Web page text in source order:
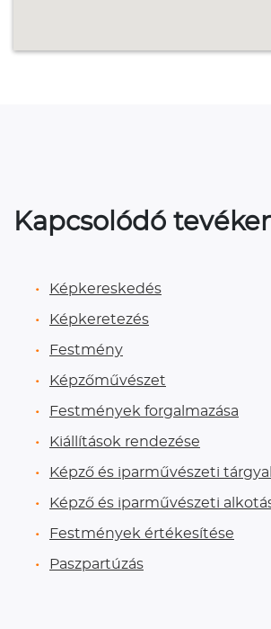
Kapcsolódó
Képkereskedés
Képkeretezés
Festmény
Képzőművészet
Festmények forgalmazása
Kiállítások rendezése
Képző és iparművészeti
Képző és iparművészeti
Festmények értékesítése
Paszpartúzás